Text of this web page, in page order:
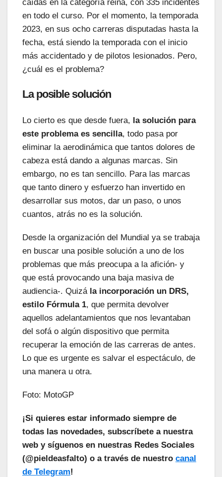
caídas en la categoría reina, con 335 incidentes
en todo el curso. Por el momento, la temporada
2023, en sus ocho carreras disputadas hasta la
fecha, está siendo la temporada con el inicio
más accidentado y de pilotos lesionados. Pero,
¿cuál es el problema?
La posible solución
Lo cierto es que desde fuera, la solución para
este problema es sencilla, todo pasa por
eliminar la aerodinámica que tantos dolores de
cabeza está dando a algunas marcas. Sin
embargo, no es tan sencillo. Para las marcas
que tanto dinero y esfuerzo han invertido en
desarrollar sus motos, dar un paso, o unos
cuantos, atrás no es la solución.
Desde la organización del Mundial ya se trabaja
en buscar una posible solución a uno de los
problemas que más preocupa a la afición- y
que está provocando una baja masiva de
audiencia-. Quizá la incorporación un DRS,
estilo Fórmula 1, que permita devolver
aquellos adelantamientos que nos levantaban
del sofá o algún dispositivo que permita
recuperar la emoción de las carreras de antes.
Lo que es urgente es salvar el espectáculo, de
una manera u otra.
Foto: MotoGP
¡Si quieres estar informado siempre de
todas las novedades, subscríbete a nuestra
web y síguenos en nuestras Redes Sociales
(@pieldeasfalto) o a través de nuestro canal
de Telegram!